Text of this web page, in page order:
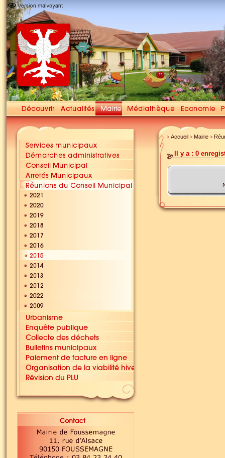
> Accueil > Mairie >
Il y a : 0